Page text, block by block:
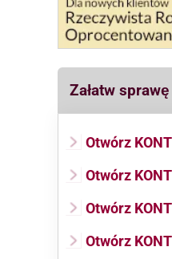
Załatw
Otwórz
Otwórz
Otwórz
Otwórz